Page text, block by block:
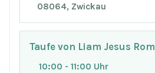
08064, Zwickau
Taufe von Liam Jesus
10:00 - 11:00 Uhr